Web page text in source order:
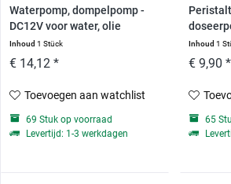
Waterpomp, dompelpomp -
DC12V voor water, olie
Inhoud1 Stück
€ 14,12 *
Toevoegen aan watchlist
69 Stuk op voorraad
Levertijd: 1-3 werkdagen
Inhoud 1
€ 9,90 *
65